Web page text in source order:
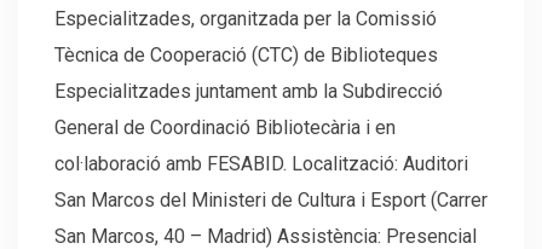
Especialitzades, organitzada per la Comissió
Tècnica de Cooperació (CTC) de Biblioteques
Especialitzades juntament amb la Subdirecció
General de Coordinació Bibliotecària i en
col·laboració amb FESABID. Localització: Auditori
San Marcos del Ministeri de Cultura i Esport (Carrer
San Marcos, 40 – Madrid) Assistència: Presencial